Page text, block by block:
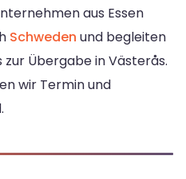
aus Essen
Schweden und begleiten
Übergabe in Västerås.
wir Termin und